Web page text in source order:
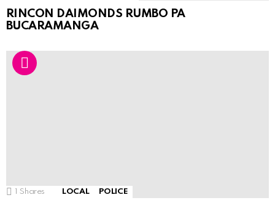
RINCON DAIMONDS RUMBO PA
BUCARAMANGA
1 Shares LOCAL POLICE